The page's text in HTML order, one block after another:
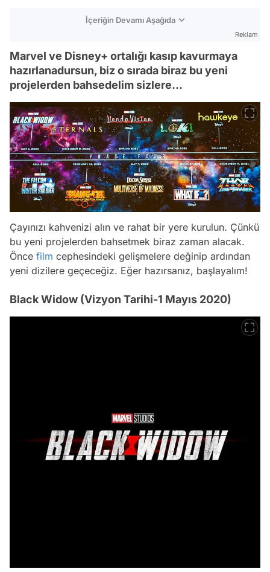
İçeriğin Devamı Aşağıda
Reklam
Marvel ve Disney+ ortalığı kasıp kavurmaya
hazırlanadursun, biz o sırada biraz bu yeni
projelerden bahsedelim sizlere…
Çayınızı kahvenizi alın ve rahat bir yere kurulun. Çünkü
bu yeni projelerden bahsetmek biraz zaman alacak.
Önce film cephesindeki gelişmelere değinip ardından
yeni dizilere geçeceğiz. Eğer hazırsanız, başlayalım!
Black Widow (Vizyon Tarihi-1 Mayıs 2020)